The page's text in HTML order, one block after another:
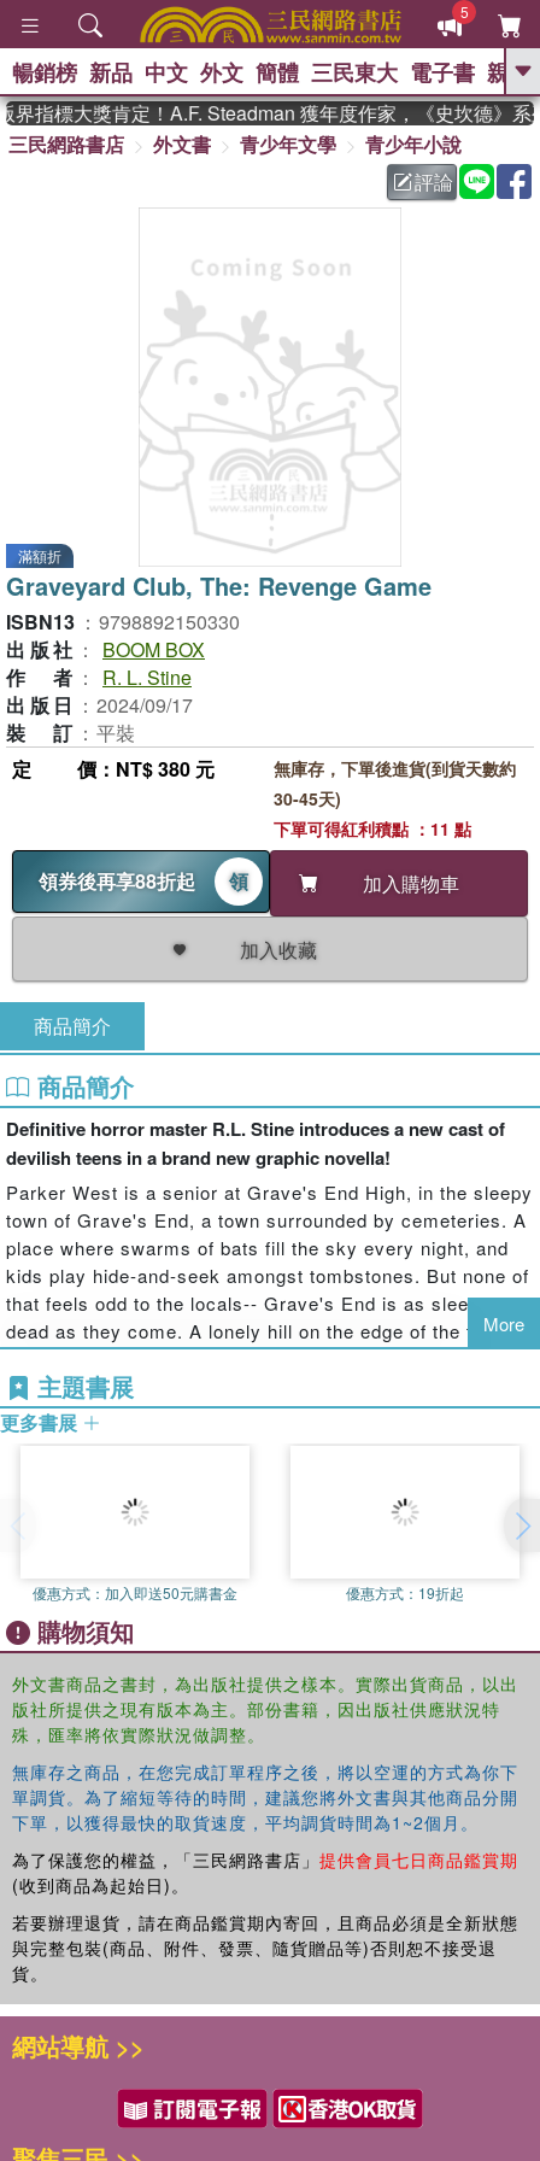
5
GO
熱搜： 東野圭吾 、 高希均教授回憶錄
父親節 、 如果歷
暑期推薦 、 國際布克
偉大的迷走神經
暢銷榜 新品 中文 外文 簡體 三民東大 電子書 親子
指標大獎肯定！A.F. Steadman 獲年度作家，《史坎德》系
三民網路書店
外文書 青少年文學
青少年小說
評論
滿額折
Graveyard Club, The: Revenge Game
ISBN13 ： 9798892150330
出版社 ：
BOOM BOX
作者 ：
R. L. Stine
出版日 ： 2024/09/17
裝訂 ： 平裝
定價 ：NT$ 380 元
領券後再享88折起 領 加入購物車
加入收藏
無庫存，下單後進貨(到貨天數約
30-45天)
下單可得紅利積點 ：11 點
商品簡介
商品簡介
Definitive horror master R.L. Stine introduces a new cast of
devilish teens in a brand new graphic novella!
Parker West is a senior at Grave's End High, in the sleepy
town of Grave's End, a town surrounded by cemeteries. A
place where swarms of bats fill the sky every night, and
kids play hide-and-seek amongst tombstones. But none of
that feels odd to the locals-- Grave's End is as sleepy and
dead as they come. A lonely hill on the edge of the town in
and his group of friends. They goof off, plan schemes, and
form a secret club... the Graveyard Club. Members have
getting into an argument with a local cop, the kids find
themselves in a prank war. But what starts off as mostly
they won't back down first... and Parker's never been one
to give up without a fight. Beloved author R.L. Stine
a nostalgic sense of dread in our hearts as children,
returns with a brand new original graphic novella-a coming
of age horror story for generations new and old.
More
主題書展
更多書展
優惠方式： 加入即送50元購書金 優惠方式： 19折起
購物須知
外文書商品之書封，為出版社提供之樣本。實際出貨商品，以出
版社所提供之現有版本為主。部份書籍，因出版社供應狀況特
殊，匯率將依實際狀況做調整。
無庫存之商品，在您完成訂單程序之後，將以空運的方式為你下
單調貨。為了縮短等待的時間，建議您將外文書與其他商品分開
下單，以獲得最快的取貨速度，平均調貨時間為1~2個月。
為了保護您的權益，「三民網路書店」 提供會員七日商品鑑賞期
(收到商品為起始日)。
若要辦理退貨，請在商品鑑賞期內寄回，且商品必須是全新狀態
與完整包裝(商品、附件、發票、隨貨贈品等)否則恕不接受退
貨。
網站導航 >>